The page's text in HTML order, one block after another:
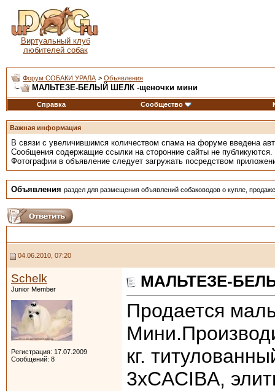
Виртуальный клуб
любителей собак
Форум СОБАКИ УРАЛА > Объявления
МАЛЬТЕЗЕ-БЕЛЫЙ ШЕЛК -щеночки мини
Справка Сообщество
Важная информация
В связи с увеличившимся количеством спама на форуме введена
Сообщения содержащие ссылки на сторонние сайты не публикуются.
Фотографии в объявление следует загружать посредством
Объявления раздел для размещения объявлений собаководов о купле,
04.06.2010, 07:20
Schelk
Junior Member
Регистрация: 17.07.2009
Сообщений: 8
МАЛЬТЕЗЕ-
Продается
кг.
3хСACIBA,